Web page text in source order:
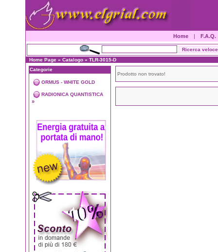
Home | F.A.Q.
Home Page » Catalogo » TLR-3015-D
Categorie
ORMUS - WHITE GOLD
RADIONICA QUANTISTICA
»
Prodotto non trovato!